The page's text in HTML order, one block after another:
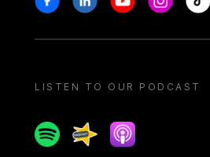
LISTEN TO OUR PODCAST
SpotifySpreakerApple podcast